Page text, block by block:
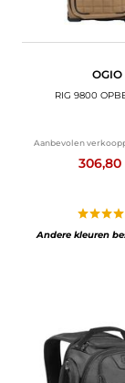
OGIO
RIG 9800
Aanbevolen
Andere kleuren